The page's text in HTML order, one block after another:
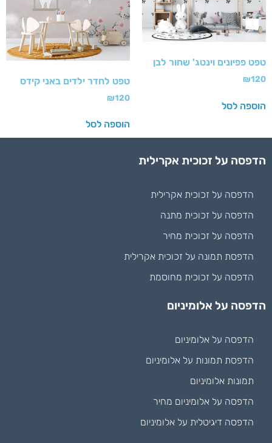
טפט פפיונים וינטג' שחור לבן
₪120
הוספה לסל
טפט לחדר ילדים באני קידס
₪120
הוספה לסל
הדפסה על זכוכית אקרילית
הדפסה על זכוכית אקרילית
הדפסה על זכוכית מתנה
הדפסה על זכוכית מחיר
הדפסת תמונה על זכוכית אקרילית
הדפסה על זכוכית מחוסמת
הדפסה על אלומיניום
הדפסה על אלומיניום
הדפסת תמונות על אלומיניום
תמונות אלומיניום
הדפסה על אלומיניום מחיר
הדפסה דיגיטלית על אלומיניום